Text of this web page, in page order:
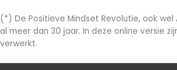
(*) De Positieve Mindset Revolutie, ook
al meer dan 30 jaar. In deze online versie
verwerkt.